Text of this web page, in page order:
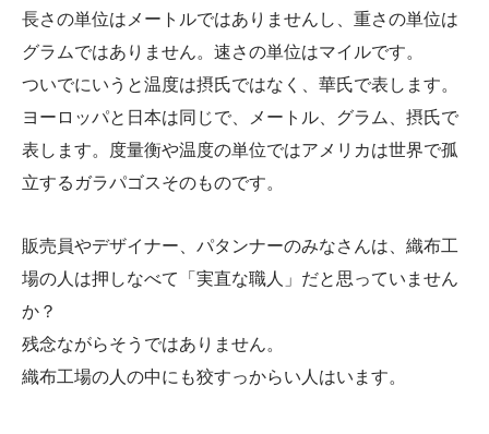
長さの単位はメートルではありませんし、重さの単位は
グラムではありません。速さの単位はマイルです。
ついでにいうと温度は摂氏ではなく、華氏で表します。
ヨーロッパと日本は同じで、メートル、グラム、摂氏で
表します。度量衡や温度の単位ではアメリカは世界で孤
立するガラパゴスそのものです。
販売員やデザイナー、パタンナーのみなさんは、織布工
場の人は押しなべて「実直な職人」だと思っていません
か？
残念ながらそうではありません。
織布工場の人の中にも狡すっからい人はいます。